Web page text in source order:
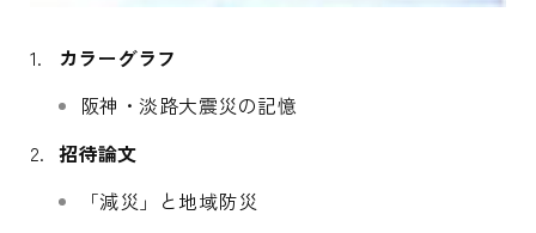
カラーグラフ
阪神・淡路大震災の記憶
招待論文
「減災」と地域防災